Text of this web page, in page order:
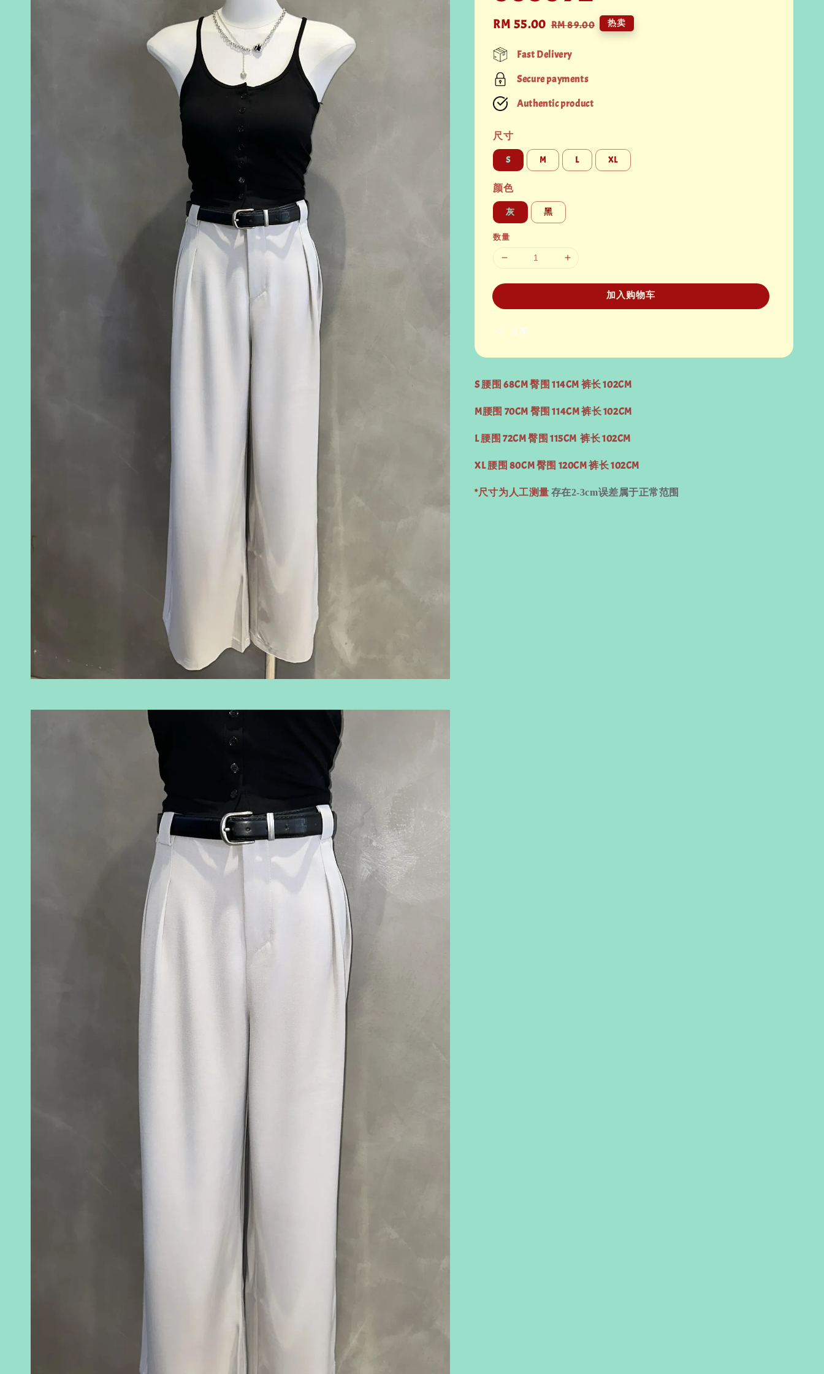
Sale
RM 55.00 Regular
RM 89.00 热卖
Fast Delivery
Secure payments
Authentic product
尺寸
S M L XL
颜色
灰 黑
数量
加入购物车
分享
S 腰围 68CM 臀围 114CM 裤长 102CM
M腰围 70CM 臀围 114CM 裤长 102CM
L 腰围 72CM 臀围 115CM 裤长 102CM
XL 腰围 80CM 臀围 120CM 裤长 102CM
*尺寸为人工测量 存在2-3cm误差属于正常范围